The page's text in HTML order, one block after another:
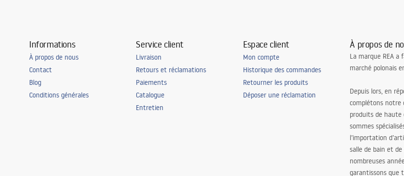
Informations
À propos de nous
Contact
Blog
Conditions générales
Service client
Livraison
Retours et réclamations
Paiements
Catalogue
Entretien
Espace client
Mon compte
Historique des commandes
Retourner les produits
Déposer une réclamation
À propos de
La marque REA a
marché polonais
Depuis lors, en
complétons notre
produits de
sommes
l’importation
salle de bain et
nombreuses
garantissons que